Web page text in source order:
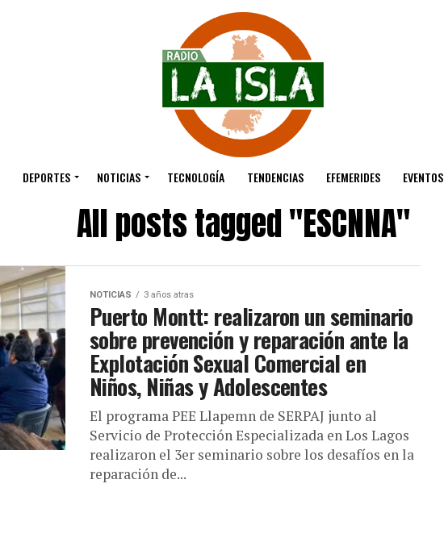
DEPORTES NOTICIAS TECNOLOGÍA TENDENCIAS EFEMERIDES EVENTOS
All posts tagged "ESCNNA"
NOTICIAS 3 años atras
Puerto Montt: realizaron un seminario
sobre prevención y reparación ante la
Explotación Sexual Comercial en
Niños, Niñas y Adolescentes
El programa PEE Llapemn de SERPAJ junto al
Servicio de Protección Especializada en Los Lagos
realizaron el 3er seminario sobre los desafíos en la
reparación de...